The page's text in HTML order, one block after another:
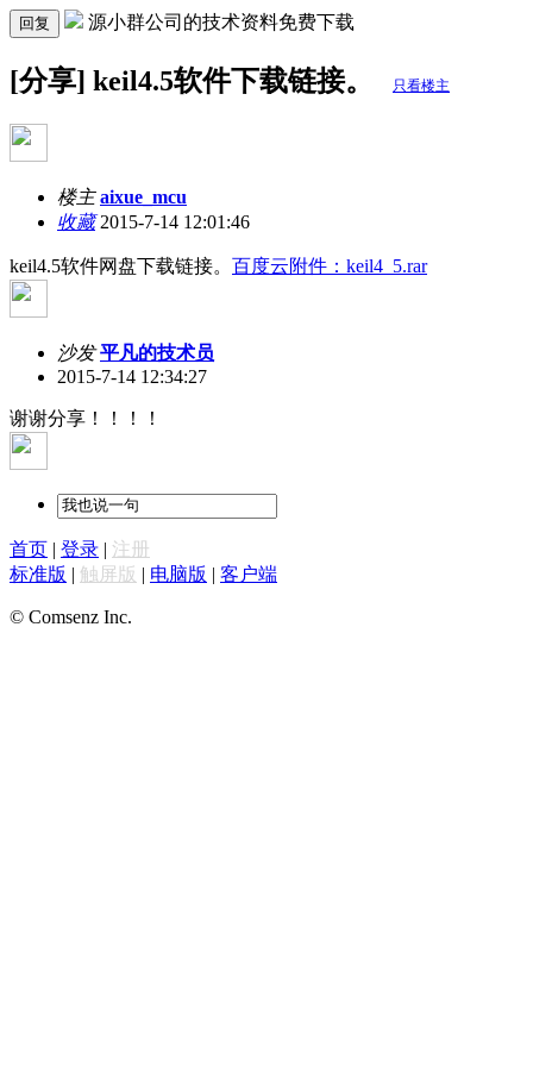
回复 源小群公司的技术资料免费下载
[分享] keil4.5软件下载链接。 只看楼主
楼主 aixue_mcu
收藏2015-7-14 12:01:46
keil4.5软件网盘下载链接。 百度云附件：keil4_5.rar
沙发 平凡的技术员
2015-7-14 12:34:27
谢谢分享！！！！
首页 | 登录 | 注册
标准版 | 触屏版 | 电脑版 | 客户端
© Comsenz Inc.